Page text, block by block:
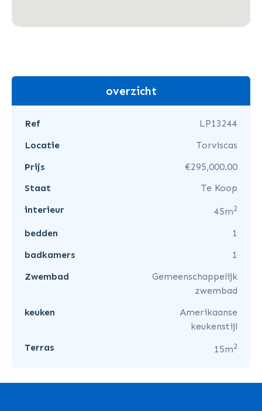
overzicht
Ref
LP13244
Locatie
Torviscas
Prijs
€295,000.00
Staat
Te Koop
interieur
45m2
bedden
1
badkamers
1
Zwembad
Gemeenschappelijk
zwembad
keuken
Amerikaanse
keukenstijl
Terras
15m2